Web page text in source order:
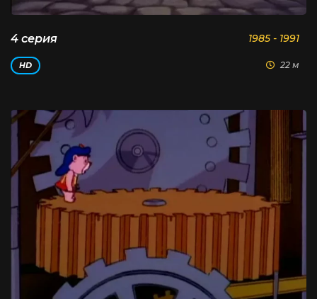
4 серия 1985 - 1991
HD 22 м